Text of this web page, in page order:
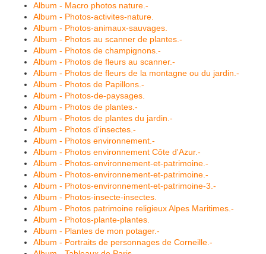
Album - Macro photos nature.-
Album - Photos-activites-nature.
Album - Photos-animaux-sauvages.
Album - Photos au scanner de plantes.-
Album - Photos de champignons.-
Album - Photos de fleurs au scanner.-
Album - Photos de fleurs de la montagne ou du jardin.-
Album - Photos de Papillons.-
Album - Photos-de-paysages.
Album - Photos de plantes.-
Album - Photos de plantes du jardin.-
Album - Photos d'insectes.-
Album - Photos environnement.-
Album - Photos environnement Côte d'Azur.-
Album - Photos-environnement-et-patrimoine.-
Album - Photos-environnement-et-patrimoine.-
Album - Photos-environnement-et-patrimoine-3.-
Album - Photos-insecte-insectes.
Album - Photos patrimoine religieux Alpes Maritimes.-
Album - Photos-plante-plantes.
Album - Plantes de mon potager.-
Album - Portraits de personnages de Corneille.-